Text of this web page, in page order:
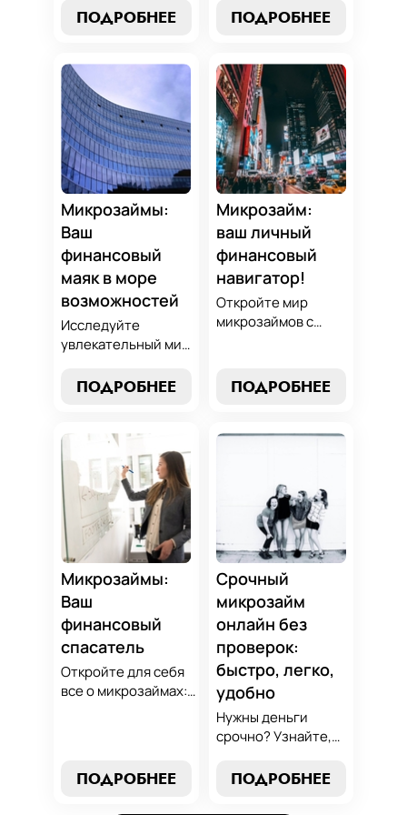
и узнайте, как
вариант,
разработать
стратегию
погашения и
обеспечить свою
финансовую
безопасность. Ваш
компас в мире
микрокредитов!
ПОДРОБНЕЕ
выбрать лучший
микрозайм,
стратегии
погашения и
обеспечить себе
финансовую
стабильность. Ваш
ключ к умным
финансам здесь!
ПОДРОБНЕЕ
Микрозаймы:
Ваш
финансовый
маяк в море
возможностей
Исследуйте
увлекательный мир
узнайте, как
вариант для ваших
нужд. Откройте
экспертные
стратегии
погашения и
сделайте
осознанный выбор,
который
поддержит вашу
финансовую
стабильность.
ПОДРОБНЕЕ
Микрозайм:
ваш личный
финансовый
навигатор!
Откройте мир
микрозаймов с
лучшие стратегии
погашения и
избежанию
финансово
грамотным с нами!
ПОДРОБНЕЕ
Микрозаймы:
Ваш
финансовый
спасатель
Откройте для себя
все о микрозаймах:
погашения. Наше
ПОДРОБНЕЕ
Срочный
микрозайм
онлайн без
проверок:
быстро, легко,
удобно
Нужны деньги
срочно? Узнайте,
срочный
ПОДРОБНЕЕ